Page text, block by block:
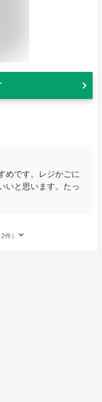
めです。レジかごに
いと思います。たっ
件）